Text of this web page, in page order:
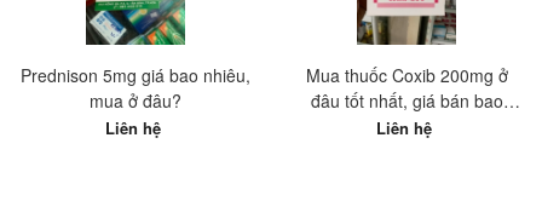
Prednison 5mg giá bao nhiêu,
mua ở đâu?
Liên hệ
Mua thuốc Coxib 200mg ở
đâu tốt nhất, giá bán bao
nhiêu?
Liên hệ